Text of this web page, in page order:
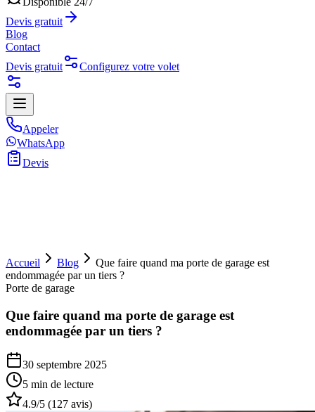
Devis gratuit
Blog
Contact
Devis gratuit
Configurez votre volet
Appeler
WhatsApp
Devis
Accueil Blog
Que faire quand ma porte de garage est
endommagée par un tiers ?
Porte de garage
Que faire quand ma porte de garage est
endommagée par un tiers ?
30 septembre 2025
5 min de lecture
4.9/5 (127 avis)